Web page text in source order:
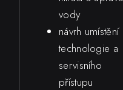
vody
návrh umístění
technologie a
servisního
přístupu